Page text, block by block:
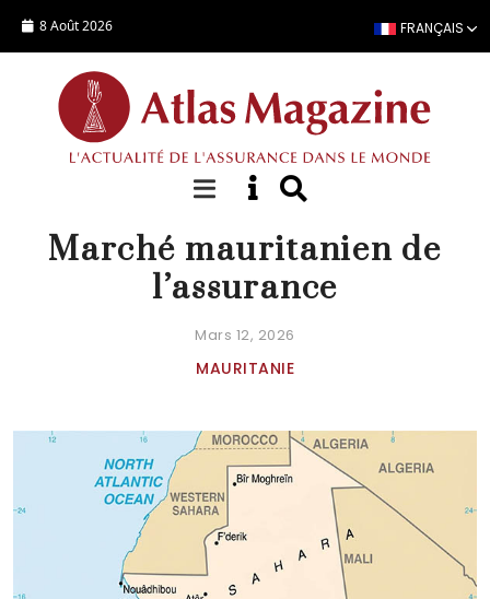
8 Août 2026 FRANÇAIS
FICHE PAYS
Marché mauritanien de
l’assurance
Mars 12, 2026
MAURITANIE